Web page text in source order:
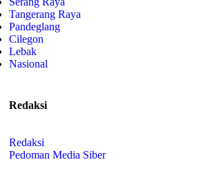
Tangerang Raya
Pandeglang
Cilegon
Lebak
Nasional
Redaksi
Redaksi
Pedoman Media Siber